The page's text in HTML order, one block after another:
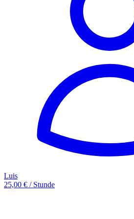
Luis
25,00 € / Stunde